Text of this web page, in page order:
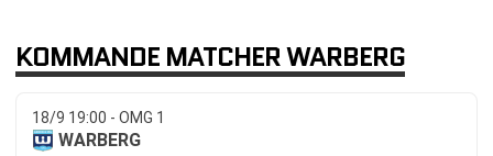
KOMMANDE MATCHER WARBERG
18/9 19:00 - OMG 1
WARBERG